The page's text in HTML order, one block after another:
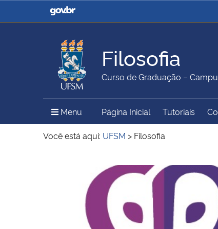
Casa Civil
Ministério da Justiça e
Ministério da Agricultura,
Pecuária e Abastecimento
Ministério da Educação
Ministério do Meio Ambiente Ministério do Turismo
Secretaria de Governo
Gabinete de Segurança
Institucional
Filosofia
Curso de Graduação –
Menu Menu Principal do Sítio
Página Inicial Tutoriais
Você está aqui: UFSM > Filosofia